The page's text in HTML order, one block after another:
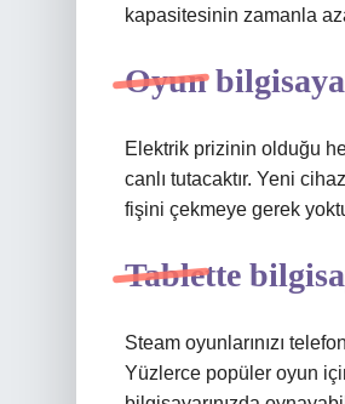
kapasitesinin zamanla
Oyun
Elektrik prizinin olduğu
canlı tutacaktır. Yeni
fişini çekmeye gerek
Tablette
Steam oyunlarınızı
Yüzlerce popüler oyun